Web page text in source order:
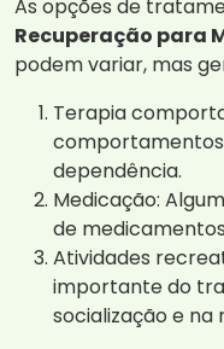
As opções de
Recuperação para
podem variar, mas
Terapia
dependência.
Medicação:
de
Atividades
importante do
socialização e